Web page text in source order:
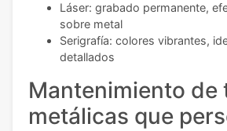
Láser: grabado permanente,
sobre metal
Serigrafía: colores vibrantes,
detallados
Mantenimiento de
metálicas que